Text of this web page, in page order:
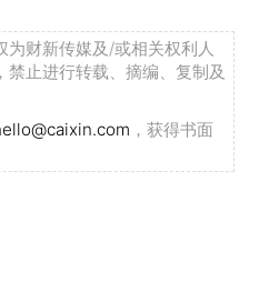
财新传媒及/或相关权利人
止进行转载、摘编、复制及
，获得书面